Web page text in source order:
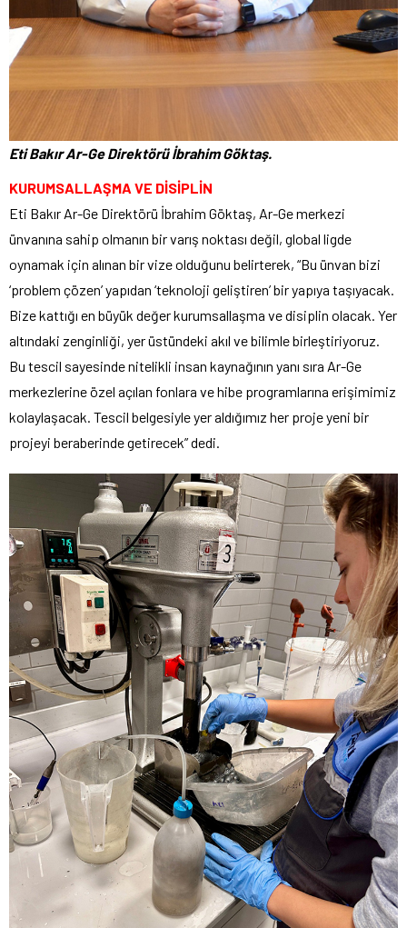
Eti Bakır Ar-Ge Direktörü İbrahim Göktaş.
KURUMSALLAŞMA VE DİSİPLİN
Eti Bakır Ar-Ge Direktörü İbrahim Göktaş, Ar-Ge merkezi
ünvanına sahip olmanın bir varış noktası değil, global ligde
oynamak için alınan bir vize olduğunu belirterek, “Bu ünvan bizi
‘problem çözen’ yapıdan ‘teknoloji geliştiren’ bir yapıya taşıyacak.
Bize kattığı en büyük değer kurumsallaşma ve disiplin olacak. Yer
altındaki zenginliği, yer üstündeki akıl ve bilimle birleştiriyoruz.
Bu tescil sayesinde nitelikli insan kaynağının yanı sıra Ar-Ge
merkezlerine özel açılan fonlara ve hibe programlarına erişimimiz
kolaylaşacak. Tescil belgesiyle yer aldığımız her proje yeni bir
projeyi beraberinde getirecek” dedi.